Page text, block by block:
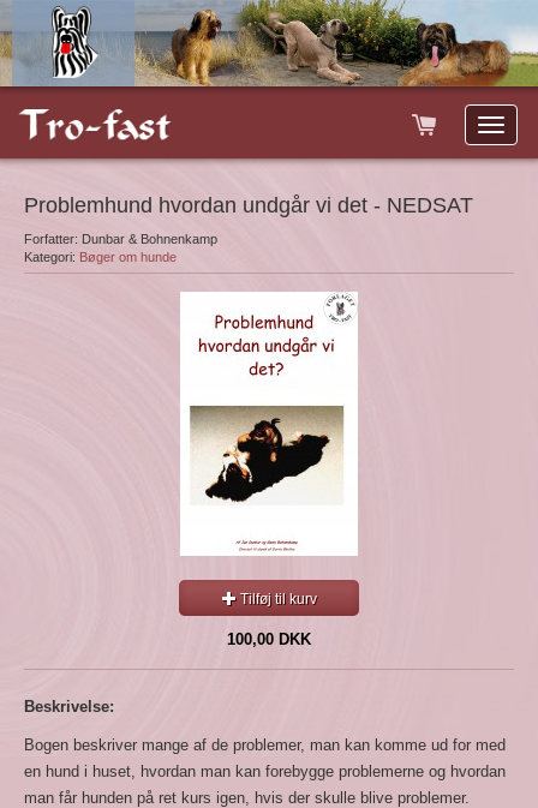
Toggle
Problemhund hvordan undgår vi det - NEDSAT
Forfatter: Dunbar & Bohnenkamp
Kategori: Bøger om hunde
Tilføj til kurv
100,00 DKK
Beskrivelse:
Bogen beskriver mange af de problemer, man kan komme ud for med
en hund i huset, hvordan man kan forebygge problemerne og hvordan
man får hunden på ret kurs igen, hvis der skulle blive problemer.